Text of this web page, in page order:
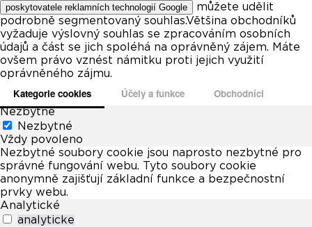
poskytovatele reklamních technologií Google
můžete udělit
podrobně segmentovaný souhlas.Většina obchodníků
vyžaduje výslovný souhlas se zpracováním osobních
údajů a část se jich spoléhá na oprávněný zájem. Máte
ovšem právo vznést námitku proti jejich využití
oprávněného zájmu.
Kategorie cookies Účely a funkce Obchodníci
Nezbytné
Nezbytné
Vždy povoleno
Nezbytné soubory cookie jsou naprosto nezbytné pro
správné fungování webu. Tyto soubory cookie
anonymně zajišťují základní funkce a bezpečnostní
prvky webu.
Analytické
analyticke